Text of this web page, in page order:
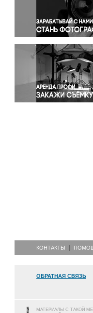
Правосудие
Происшествия
Религия
Светская жизнь
Спорт
Экология
Экономика и
КОНТАКТЫ
ОБРАТНАЯ СВЯЗЬ
МАТЕРИАЛЫ С ТАКОЙ